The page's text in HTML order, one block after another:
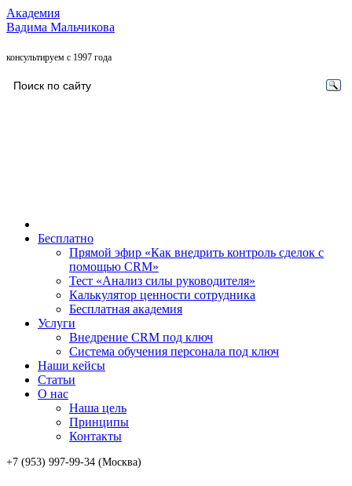
Академия
Вадима Мальчикова
консультируем с 1997 года
Бесплатно
Прямой эфир «Как внедрить контроль сделок с
помощью CRM»
Тест «Анализ силы руководителя»
Калькулятор ценности сотрудника
Бесплатная академия
Услуги
Внедрение CRM под ключ
Система обучения персонала под ключ
Наши кейсы
Статьи
О нас
Наша цель
Принципы
Контакты
+7 (953) 997-99-34 (Москва)